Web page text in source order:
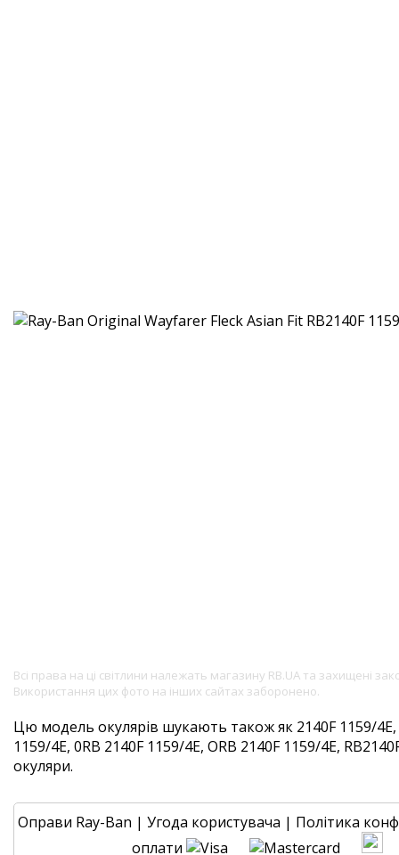
Всі права на ці світлини належать магазину RB.UA та захищені
Використання цих фото на інших сайтах заборонено.
Цю модель окулярів шукають також як 2140F 1159/4E,
1159/4E, 0RB 2140F 1159/4E, ORB 2140F 1159/4E,
окуляри.
Оправи Ray-Ban | Угода користувача | Політика
оплати